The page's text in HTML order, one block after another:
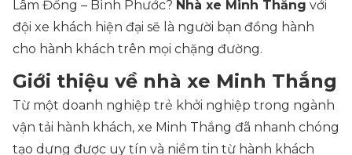
Lâm Đồng – Bình Phước? Nhà xe Minh Thắng với
đội xe khách hiện đại sẽ là người bạn đồng hành
cho hành khách trên mọi chặng đường.
Giới thiệu về nhà xe Minh Thắng
Từ một doanh nghiệp trẻ khởi nghiệp trong ngành
vận tải hành khách, xe Minh Thắng đã nhanh chóng
tạo dựng được uy tín và niềm tin từ hành khách